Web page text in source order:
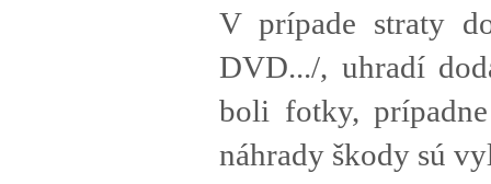
V prípade straty
DVD.../, uhradí
boli fotky,
náhrady škody sú